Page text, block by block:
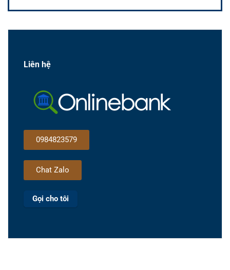
Liên hệ
0984823579
Chat Zalo
Gọi cho tôi